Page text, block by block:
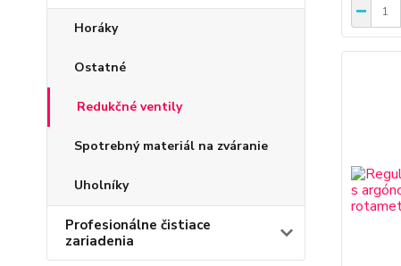
Horáky
Ostatné
Redukčné ventily
Spotrebný materiál na zváranie
Uholníky
Profesionálne čistiace
zariadenia